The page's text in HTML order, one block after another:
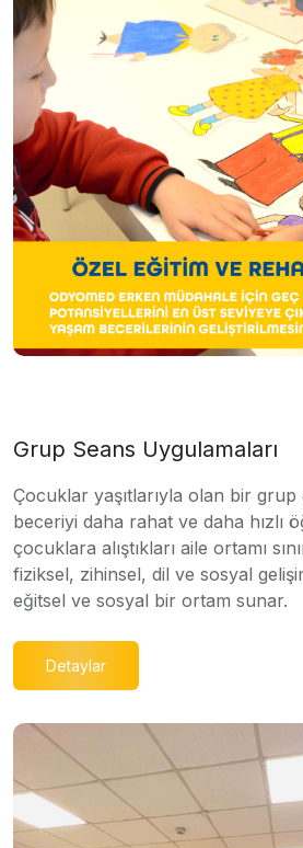
Grup Seans Uygulamaları
Çocuklar yaşıtlarıyla olan bir
beceriyi daha rahat ve daha hızlı
çocuklara alıştıkları aile ortamı
fiziksel, zihinsel, dil ve sosyal
eğitsel ve sosyal bir ortam sunar.
Detaylar